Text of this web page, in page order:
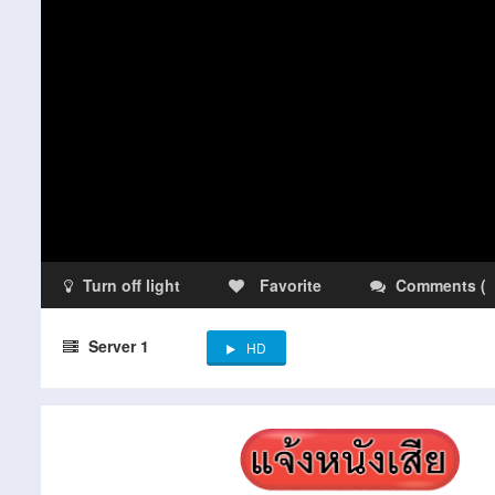
Turn off light Favorite Comments (
Server 1 HD